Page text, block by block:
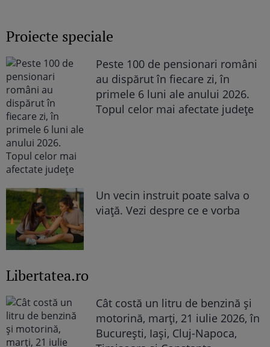
Proiecte speciale
Peste 100 de pensionari români
au dispărut în fiecare zi, în
primele 6 luni ale anului 2026.
Topul celor mai afectate județe
Un vecin instruit poate salva o
viață. Vezi despre ce e vorba
Libertatea.ro
Cât costă un litru de benzină și
motorină, marți, 21 iulie 2026, în
București, Iași, Cluj-Napoca,